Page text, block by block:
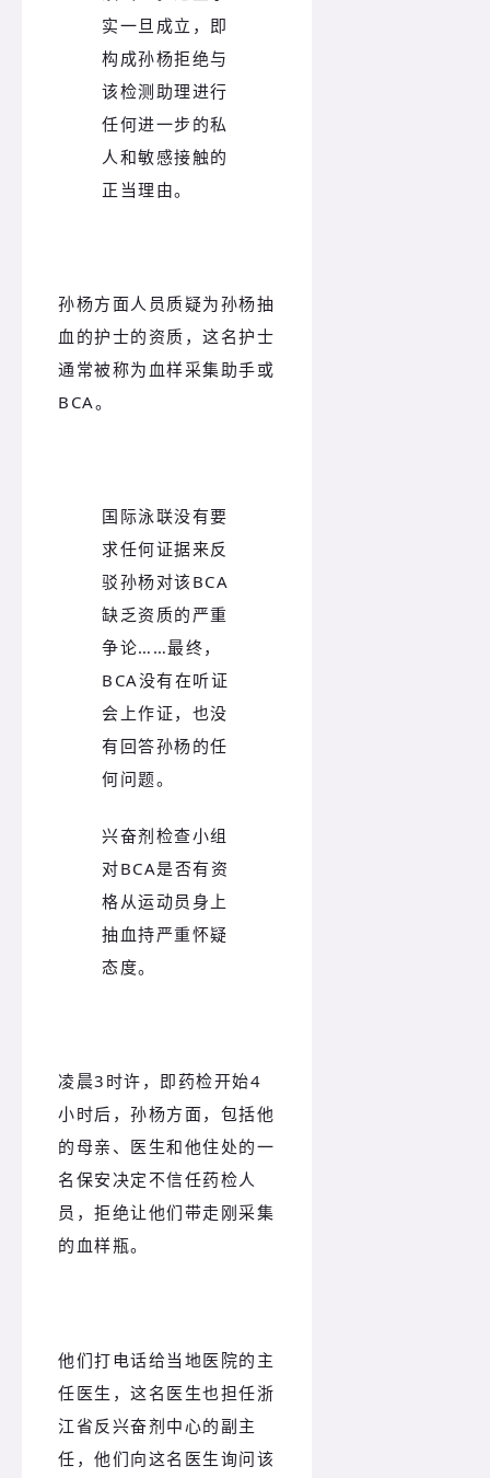
实一旦成立，即
构成孙杨拒绝与
该检测助理进行
任何进一步的私
人和敏感接触的
正当理由。
孙杨方面人员质疑为孙杨抽
血的护士的资质，这名护士
通常被称为血样采集助手或
BCA。
国际泳联没有要
求任何证据来反
驳孙杨对该BCA
缺乏资质的严重
争论……最终，
BCA没有在听证
会上作证，也没
有回答孙杨的任
何问题。
兴奋剂检查小组
对BCA是否有资
格从运动员身上
抽血持严重怀疑
态度。
凌晨3时许，即药检开始4
小时后，孙杨方面，包括他
的母亲、医生和他住处的一
名保安决定不信任药检人
员，拒绝让他们带走刚采集
的血样瓶。
他们打电话给当地医院的主
任医生，这名医生也担任浙
江省反兴奋剂中心的副主
任，他们向这名医生询问该